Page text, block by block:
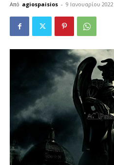
Από agiospaisios - 9 Ιανουαρίου 2022